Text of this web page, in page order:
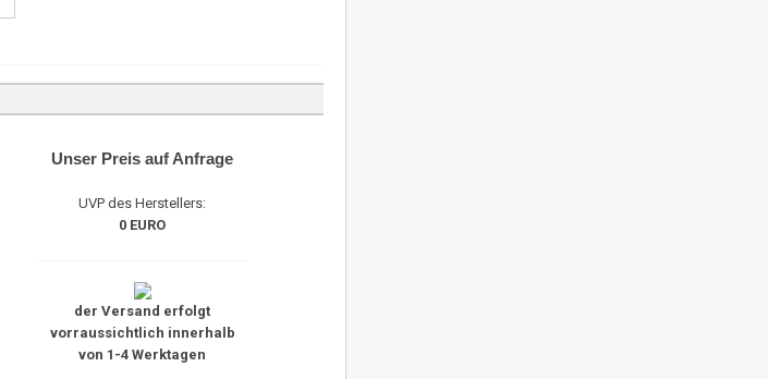
Unser Preis auf Anfrage
UVP des Herstellers:
0 EURO
der Versand erfolgt
vorraussichtlich innerhalb
von 1-4 Werktagen